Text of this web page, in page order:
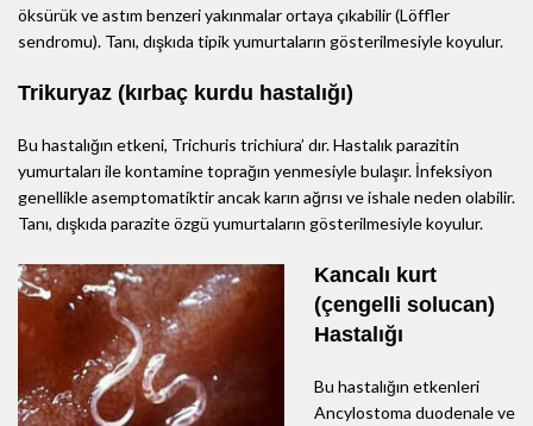
öksürük ve astım benzeri yakınmalar ortaya çıkabilir (Löffler
sendromu). Tanı, dışkıda tipik yumurtaların gösterilmesiyle koyulur.
Trikuryaz (kırbaç kurdu hastalığı)
Bu hastalığın etkeni, Trichuris trichiura’ dır. Hastalık parazitin
yumurtaları ile kontamine toprağın yenmesiyle bulaşır. İnfeksiyon
genellikle asemptomatiktir ancak karın ağrısı ve ishale neden olabilir.
Tanı, dışkıda parazite özgü yumurtaların gösterilmesiyle koyulur.
Kancalı kurt
(çengelli solucan)
Hastalığı
Bu hastalığın etkenleri
Ancylostoma duodenale ve